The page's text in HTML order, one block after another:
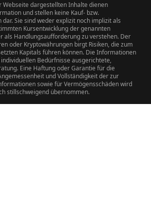
Webseite dargestellten Inhalte dienen
und stellen keine Kauf- bzw.
Sie sind weder explizit noch implizit als
Kursentwicklung der genannten
als Handlungsaufforderung zu verstehen. Der
oder Kryptowährungen birgt Risiken, die zum
Kapitals führen können. Die Informationen
Bedürfnisse ausgerichtete,
Eine Haftung oder Garantie für die
und Vollständigkeit der zur
sowie für Vermögensschäden wird
stillschweigend übernommen.